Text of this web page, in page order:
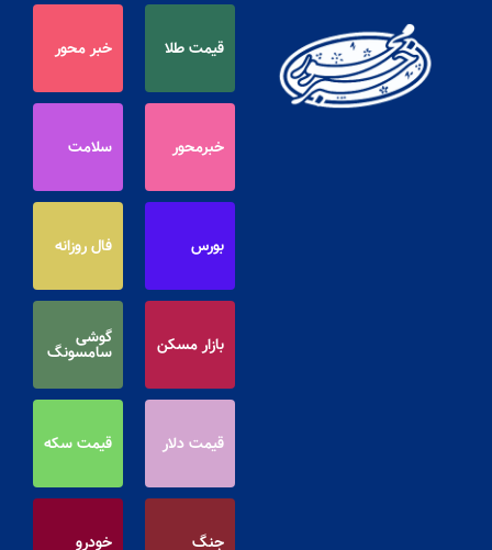
قیمت طلا خبر محور
خبرمحور سلامت
بورس فال روزانه
بازار مسکن گوشی
سامسونگ
قیمت دلار قیمت سکه
جنگ خودرو